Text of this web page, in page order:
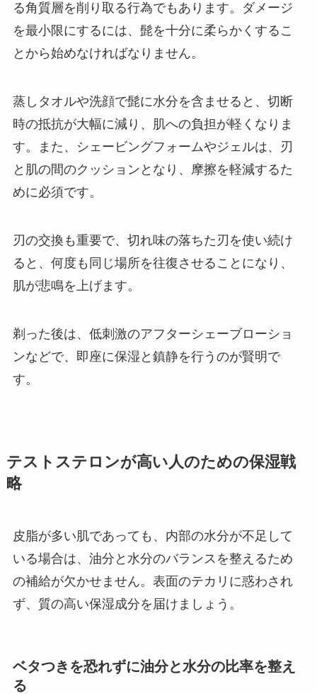
る角質層を削り取る行為でもあります。ダメージ
を最小限にするには、髭を十分に柔らかくするこ
とから始めなければなりません。
蒸しタオルや洗顔で髭に水分を含ませると、切断
時の抵抗が大幅に減り、肌への負担が軽くなりま
す。また、シェービングフォームやジェルは、刃
と肌の間のクッションとなり、摩擦を軽減するた
めに必須です。
刃の交換も重要で、切れ味の落ちた刃を使い続け
ると、何度も同じ場所を往復させることになり、
肌が悲鳴を上げます。
剃った後は、低刺激のアフターシェーブローショ
ンなどで、即座に保湿と鎮静を行うのが賢明で
す。
テストステロンが高い人のための保湿戦
略
皮脂が多い肌であっても、内部の水分が不足して
いる場合は、油分と水分のバランスを整えるため
の補給が欠かせません。表面のテカリに惑わされ
ず、質の高い保湿成分を届けましょう。
ベタつきを恐れずに油分と水分の比率を整え
る